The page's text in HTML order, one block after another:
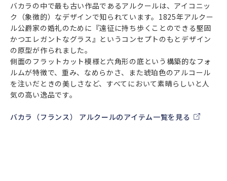
バカラの中で最も古い作品であるアルクールは、アイコニッ
ク（象徴的）なデザインで知られています。1825年アルクー
ル公爵家の婚礼のために『遠征に持ち歩くことのできる堅固
かつエレガントなグラス』というコンセプトのもとデザイン
の原型が作られました。
側面のフラットカット模様と六角形の底という構築的なフォ
ルムが特徴で、重み、なめらかさ、また琥珀色のアルコール
を注いだときの美しさなど、すべてにおいて素晴らしいと人
気の高い逸品です。
バカラ（フランス） アルクールのアイテム一覧を見る